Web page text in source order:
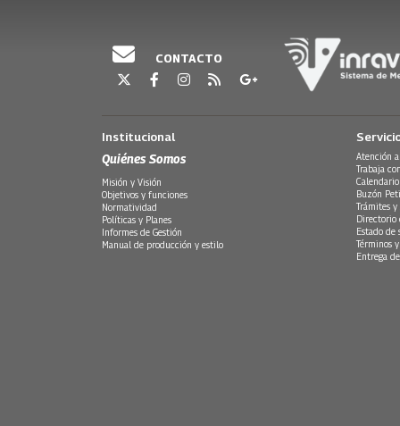
CONTACTO
Institucional
Quiénes Somos
Misión y Visión
Objetivos y funciones
Normatividad
Políticas y Planes
Informes de Gestión
Manual de producción y estilo
Atención
Trabaja
Buzón
Trámites y
Directorio
Estado de
Términos
Entrega